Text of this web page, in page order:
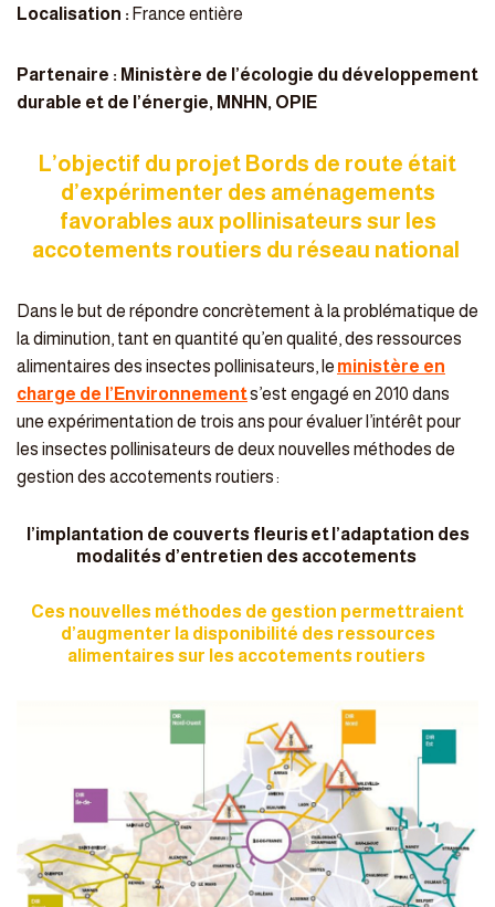
Localisation : France entière
Partenaire : Ministère de l’écologie du développement
durable et de l’énergie, MNHN, OPIE
L’objectif du projet Bords de route était
d’expérimenter des aménagements
favorables aux pollinisateurs sur les
accotements routiers du réseau national
Dans le but de répondre concrètement à la problématique de
la diminution, tant en quantité qu’en qualité, des ressources
alimentaires des insectes pollinisateurs, le ministère en
charge de l’Environnements’est engagé en 2010 dans
une expérimentation de trois ans pour évaluer l’intérêt pour
les insectes pollinisateurs de deux nouvelles méthodes de
gestion des accotements routiers :
l’implantation de couverts fleuriset l’adaptation des
modalités d’entretien des accotements
Ces nouvelles méthodes de gestion permettraient
d’augmenter la disponibilité des ressources
alimentaires sur les accotements routiers